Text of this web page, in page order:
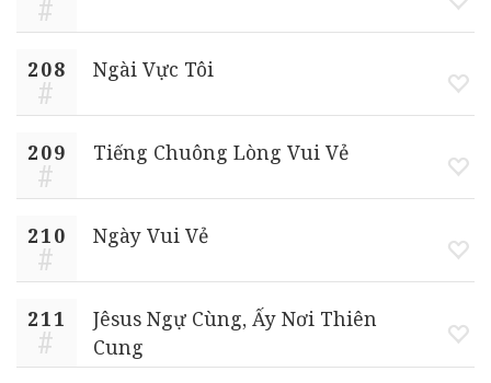
208 Ngài Vực Tôi
209 Tiếng Chuông Lòng Vui Vẻ
210 Ngày Vui Vẻ
211
Jêsus Ngự Cùng, Ấy Nơi Thiên
Cung